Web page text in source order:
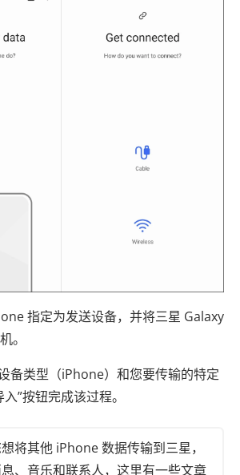
指定为发送设备，并将三星 Galaxy
。
备类型（iPhone）和您要传输的特定
”按钮完成该过程。
将其他 iPhone 数据传输到三星，
、音乐和联系人，这里有一些文章